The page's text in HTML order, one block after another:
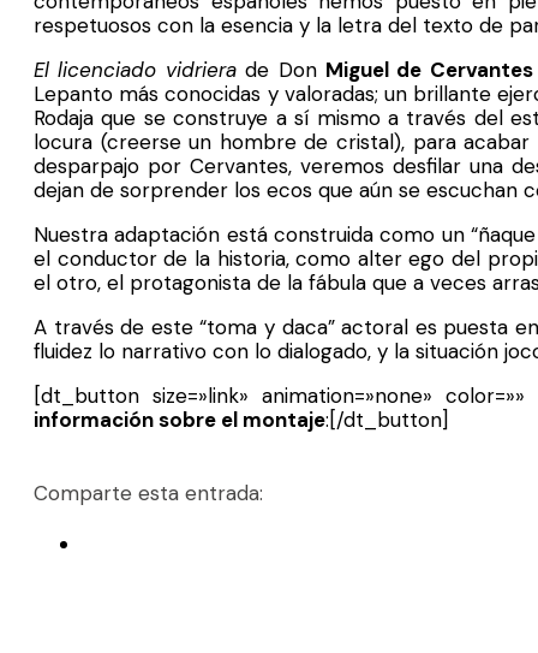
respetuosos con la esencia y la letra del texto de
El licenciado vidrierade Don Miguel de Cervantes
Lepanto más conocidas y valoradas; un brillante
Rodaja que se construye a sí mismo a través del
locura (creerse un hombre de cristal), para
desparpajo por Cervantes, veremos desfilar una
dejan de sorprender los ecos que aún se escuchan
Nuestra adaptación está construida como un
el conductor de la historia, como alter ego del
el otro, el protagonista de la fábula que a veces
A través de este “toma y daca” actoral es puesta
fluidez lo narrativo con lo dialogado, y la situación
[dt_button size=»link» animation=»none»
información sobre el montaje:[/dt_button]
Comparte esta entrada: